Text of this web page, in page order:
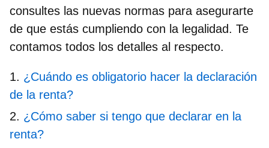
consultes las nuevas normas para asegurarte
de que estás cumpliendo con la legalidad. Te
contamos todos los detalles al respecto.
¿Cuándo es obligatorio hacer la declaración
de la renta?
¿Cómo saber si tengo que declarar en la
renta?